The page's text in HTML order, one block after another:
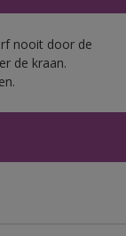
nooit door de
de kraan.